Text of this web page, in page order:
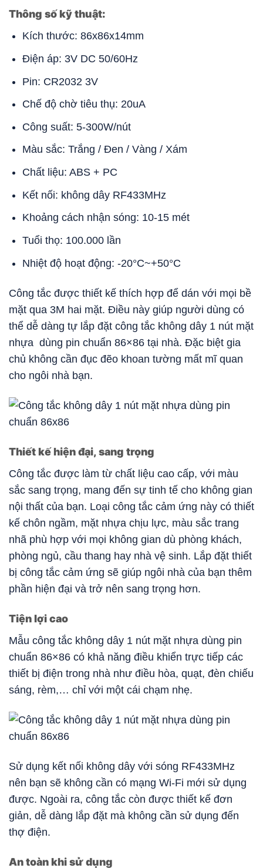
Thông số kỹ thuật:
Kích thước: 86x86x14mm
Điện áp: 3V DC 50/60Hz
Pin: CR2032 3V
Chế độ chờ tiêu thụ: 20uA
Công suất: 5-300W/nút
Màu sắc: Trắng / Đen / Vàng / Xám
Chất liệu: ABS + PC
Kết nối: không dây RF433MHz
Khoảng cách nhận sóng: 10-15 mét
Tuổi thọ: 100.000 lần
Nhiệt độ hoạt động: -20°C~+50°C
Công tắc được thiết kế thích hợp để dán với mọi bề
mặt qua 3M hai mặt. Điều này giúp người dùng có
thể dễ dàng tự lắp đặt công tắc không dây 1 nút mặt
nhựa dùng pin chuẩn 86×86 tại nhà. Đặc biệt gia
chủ không cần đục đẽo khoan tường mất mĩ quan
cho ngôi nhà bạn.
Thiết kế hiện đại, sang trọng
Công tắc được làm từ chất liệu cao cấp, với màu
sắc sang trọng, mang đến sự tinh tế cho không gian
nội thất của bạn. Loại công tắc cảm ứng này có thiết
kế chôn ngầm, mặt nhựa chịu lực, màu sắc trang
nhã phù hợp với mọi không gian dù phòng khách,
phòng ngủ, cầu thang hay nhà vệ sinh. Lắp đặt thiết
bị công tắc cảm ứng sẽ giúp ngôi nhà của bạn thêm
phần hiện đại và trở nên sang trọng hơn.
Tiện lợi cao
Mẫu công tắc không dây 1 nút mặt nhựa dùng pin
chuẩn 86×86 có khả năng điều khiển trực tiếp các
thiết bị điện trong nhà như điều hòa, quạt, đèn chiếu
sáng, rèm,… chỉ với một cái chạm nhẹ.
Sử dụng kết nối không dây với sóng RF433MHz
nên bạn sẽ không cần có mạng Wi-Fi mới sử dụng
được. Ngoài ra, công tắc còn được thiết kế đơn
giản, dễ dàng lắp đặt mà không cần sử dụng đến
thợ điện.
An toàn khi sử dụng